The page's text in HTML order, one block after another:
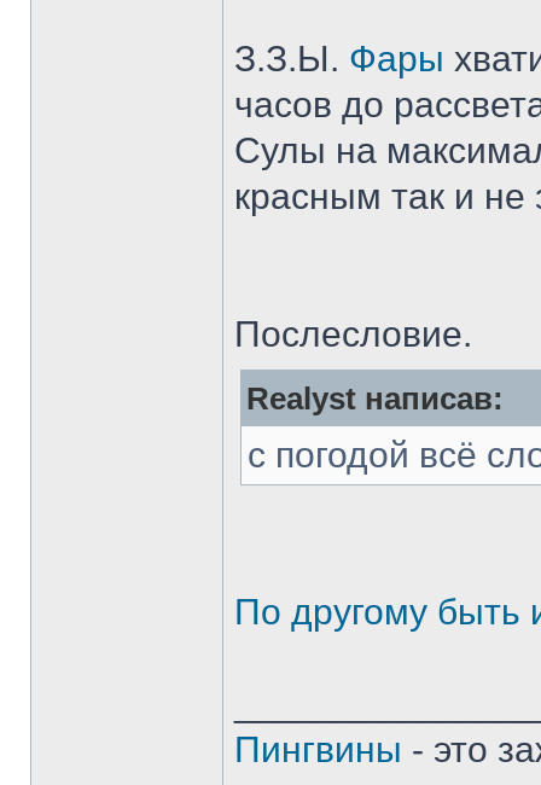
З.З.Ы. Фары
часов до
Сулы на
красным так и не
Послесловие.
Realyst написав:
с погодой всё
По другому быть
Пингвины - это